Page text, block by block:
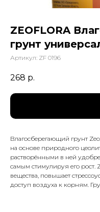
ZEOFLORA
грунт
Артикул: ZF 0196
268 р.
Влагосберегающий грунт
на основе природного
растворёнными в ней
самым стимулируя его рост.
вещества, повышает
доступ воздуха к корням.